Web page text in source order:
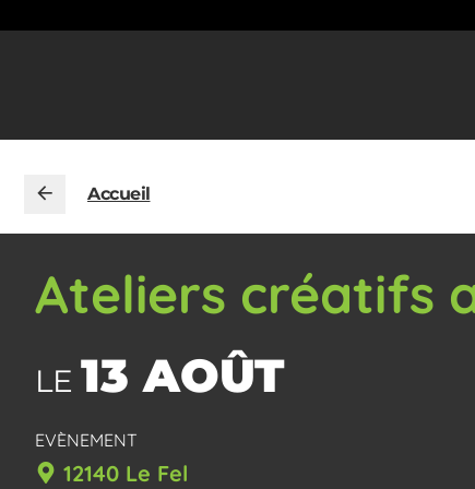
Accueil
Ateliers créatifs
LE 13 AOÛT
EVÈNEMENT
12140 Le Fel